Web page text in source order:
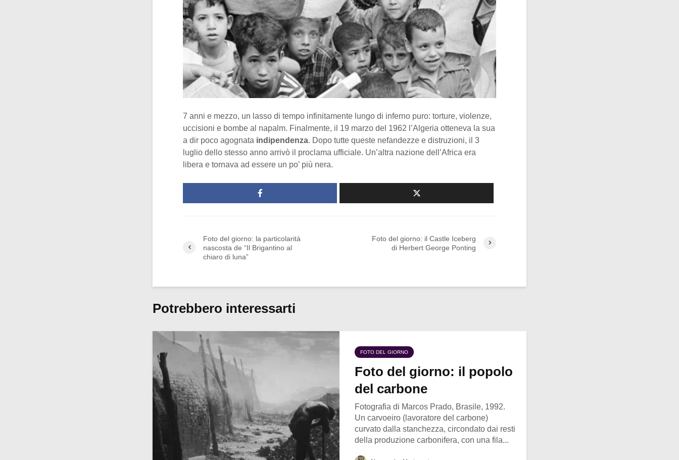
7 anni e mezzo, un lasso di tempo infinitamente lungo di inferno puro: torture, violenze,
uccisioni e bombe al napalm. Finalmente, il 19 marzo del 1962 l’Algeria otteneva la sua
a dir poco agognata indipendenza. Dopo tutte queste nefandezze e distruzioni, il 3
luglio dello stesso anno arrivò il proclama ufficiale. Un’altra nazione dell’Africa era
libera e tornava ad essere un po’ più nera.
Foto del giorno: la particolarità
nascosta de “Il Brigantino al
chiaro di luna”
Foto del giorno: il Castle Iceberg
di Herbert George Ponting
Potrebbero interessarti
FOTO DEL GIORNO
Foto del giorno: il popolo
del carbone
Fotografia di Marcos Prado, Brasile, 1992.
Un carvoeiro (lavoratore del carbone)
curvato dalla stanchezza, circondato dai resti
della produzione carbonifera, con una fila...